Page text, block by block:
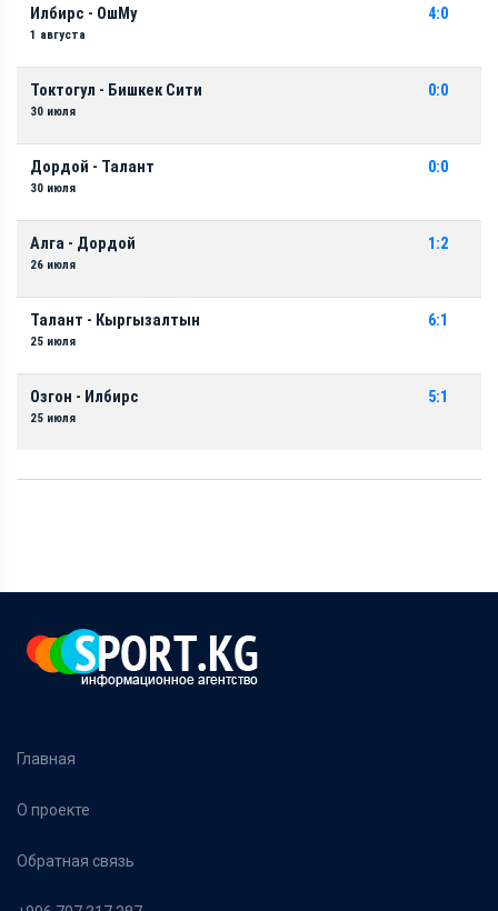
Илбирс - ОшМу
1 августа
4:0
Токтогул - Бишкек Сити
30 июля
0:0
Дордой - Талант
30 июля
0:0
Алга - Дордой
26 июля
1:2
Талант - Кыргызалтын
25 июля
6:1
Озгон - Илбирс
25 июля
5:1
Главная
О проекте
Обратная связь